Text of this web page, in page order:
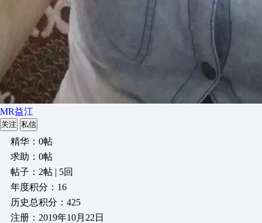
MR益江
关注 私信
精华：0帖
求助：0帖
帖子：2帖 | 5回
年度积分：16
历史总积分：425
注册：2019年10月22日